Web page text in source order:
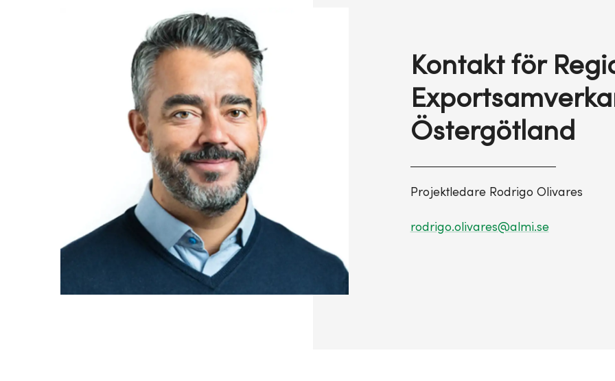
Kontakt för
Östergötland
Projektledare Rodrigo Olivares
rodrigo.olivares@almi.se